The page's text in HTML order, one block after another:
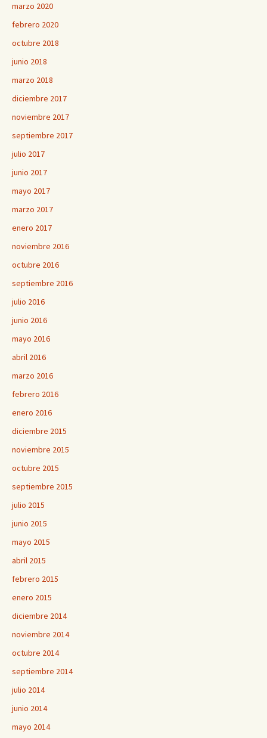
marzo 2020
febrero 2020
octubre 2018
junio 2018
marzo 2018
diciembre 2017
noviembre 2017
septiembre 2017
julio 2017
junio 2017
mayo 2017
marzo 2017
enero 2017
noviembre 2016
octubre 2016
septiembre 2016
julio 2016
junio 2016
mayo 2016
abril 2016
marzo 2016
febrero 2016
enero 2016
diciembre 2015
noviembre 2015
octubre 2015
septiembre 2015
julio 2015
junio 2015
mayo 2015
abril 2015
febrero 2015
enero 2015
diciembre 2014
noviembre 2014
octubre 2014
septiembre 2014
julio 2014
junio 2014
mayo 2014